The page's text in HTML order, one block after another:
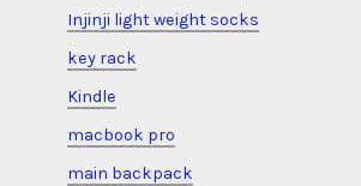
Injinji light weight socks
key rack
Kindle
macbook pro
main backpack